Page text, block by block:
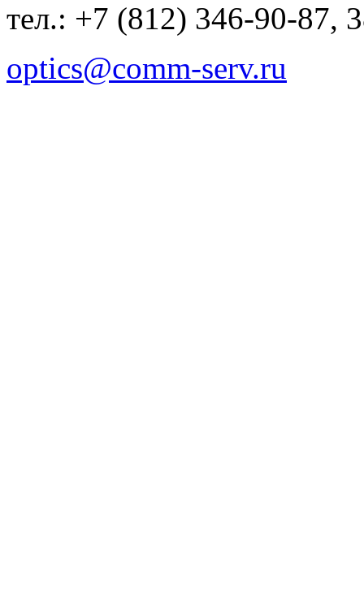
тел.: +7 (812) 346-90-87,
optics@comm-serv.ru